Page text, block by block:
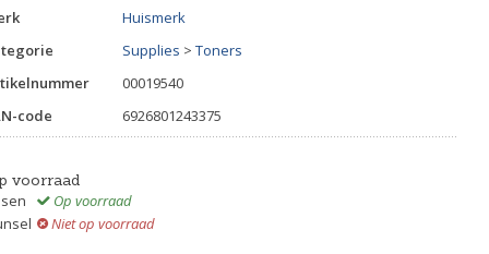
Huismerk
Supplies > Toners
00019540
code
6926801243375
voorraad
Op voorraad
Niet op voorraad